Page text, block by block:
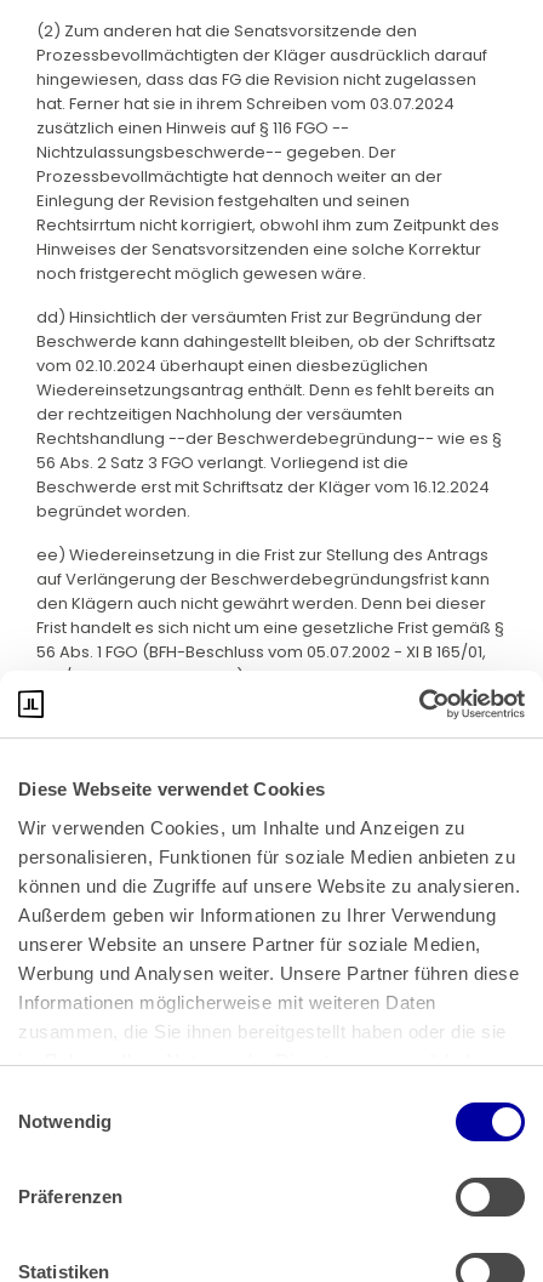
Diese Webseite verwendet Cookies
Wir verwenden Cookies, um Inhalte und Anzeigen zu
personalisieren, Funktionen für soziale Medien anbieten zu
können und die Zugriffe auf unsere Website zu analysieren.
Außerdem geben wir Informationen zu Ihrer Verwendung
unserer Website an unsere Partner für soziale Medien,
Werbung und Analysen weiter. Unsere Partner führen diese
Informationen möglicherweise mit weiteren Daten
zusammen, die Sie ihnen bereitgestellt haben oder die sie
im Rahmen Ihrer Nutzung der Dienste gesammelt haben.
Impressum
Notwendig
Präferenzen
Statistiken
(2) Zum anderen hat die Senatsvorsitzende den
Prozessbevollmächtigten der Kläger ausdrücklich darauf
hingewiesen, dass das FG die Revision nicht zugelassen
hat. Ferner hat sie in ihrem Schreiben vom 03.07.2024
zusätzlich einen Hinweis auf § 116 FGO --
Nichtzulassungsbeschwerde-- gegeben. Der
Prozessbevollmächtigte hat dennoch weiter an der
Einlegung der Revision festgehalten und seinen
Rechtsirrtum nicht korrigiert, obwohl ihm zum Zeitpunkt des
Hinweises der Senatsvorsitzenden eine solche Korrektur
noch fristgerecht möglich gewesen wäre.
dd) Hinsichtlich der versäumten Frist zur Begründung der
Beschwerde kann dahingestellt bleiben, ob der Schriftsatz
vom 02.10.2024 überhaupt einen diesbezüglichen
Wiedereinsetzungsantrag enthält. Denn es fehlt bereits an
der rechtzeitigen Nachholung der versäumten
Rechtshandlung --der Beschwerdebegründung-- wie es §
56 Abs. 2 Satz 3 FGO verlangt. Vorliegend ist die
Beschwerde erst mit Schriftsatz der Kläger vom 16.12.2024
begründet worden.
ee) Wiedereinsetzung in die Frist zur Stellung des Antrags
auf Verlängerung der Beschwerdebegründungsfrist kann
den Klägern auch nicht gewährt werden. Denn bei dieser
Frist handelt es sich nicht um eine gesetzliche Frist gemäß §
56 Abs. 1 FGO (BFH-Beschluss vom 05.07.2002 - XI B 165/01,
BFH/NV 2002, 1480, m.w.N.).
Bundeskanzlerplatz 2
53113 Bonn
Pressemitteilungen|AGB
Impressum|Datenschutz
Muster Widerrufsformular (PDF)